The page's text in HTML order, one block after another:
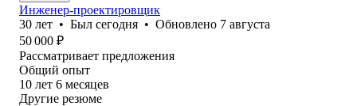
Инженер-проектировщик
30 лет • Был сегодня • Обновлено 7 августа
50 000 ₽
Рассматривает предложения
Общий опыт
10 лет 6 месяцев
Другие резюме